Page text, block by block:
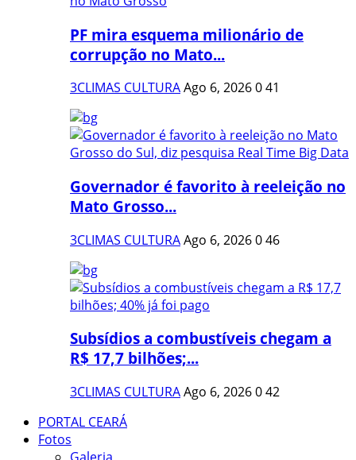
PF mira esquema milionário de
corrupção no Mato...
3CLIMAS CULTURAAgo 6, 2026041
Governador é favorito à reeleição no
Mato Grosso...
3CLIMAS CULTURAAgo 6, 2026046
Subsídios a combustíveis chegam a
R$ 17,7 bilhões;...
3CLIMAS CULTURAAgo 6, 2026042
PORTAL CEARÁ
Fotos